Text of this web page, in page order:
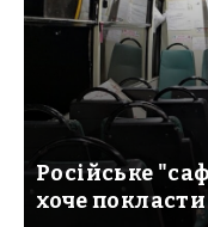
Російське
хоче